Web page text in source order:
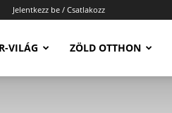
Jelentkezz be / Csatlakozz
VILÁG ZÖLD OTTHON